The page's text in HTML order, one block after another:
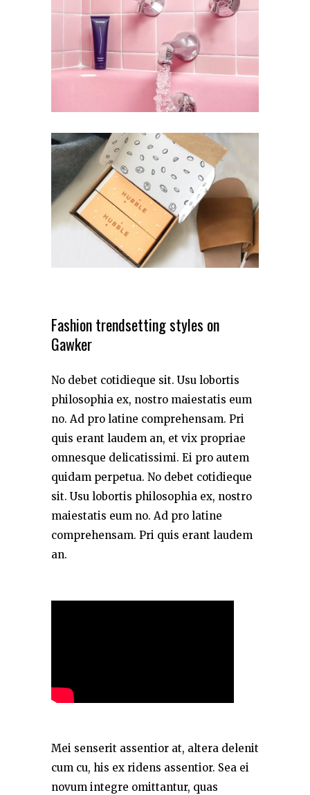
Fashion trendsetting styles on
Gawker
No debet cotidieque sit. Usu lobortis
philosophia ex, nostro maiestatis eum
no. Ad pro latine comprehensam. Pri
quis erant laudem an, et vix propriae
omnesque delicatissimi. Ei pro autem
quidam perpetua. No debet cotidieque
sit. Usu lobortis philosophia ex, nostro
maiestatis eum no. Ad pro latine
comprehensam. Pri quis erant laudem
an.
Mei senserit assentior at, altera delenit
cum cu, his ex ridens assentior. Sea ei
novum integre omittantur, quas